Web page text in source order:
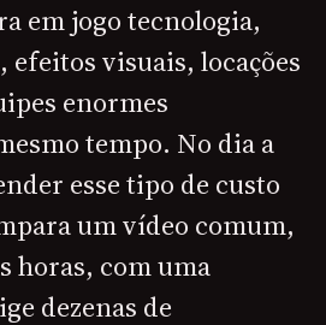
em jogo tecnologia,
efeitos visuais, locações
enormes
tempo. No dia a
esse tipo de custo
um vídeo comum,
horas, com uma
dezenas de